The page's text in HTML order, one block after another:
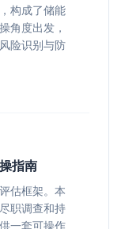
构成了储能
角度出发，
险识别与防
指南
估框架。本
职调查和持
一套可操作